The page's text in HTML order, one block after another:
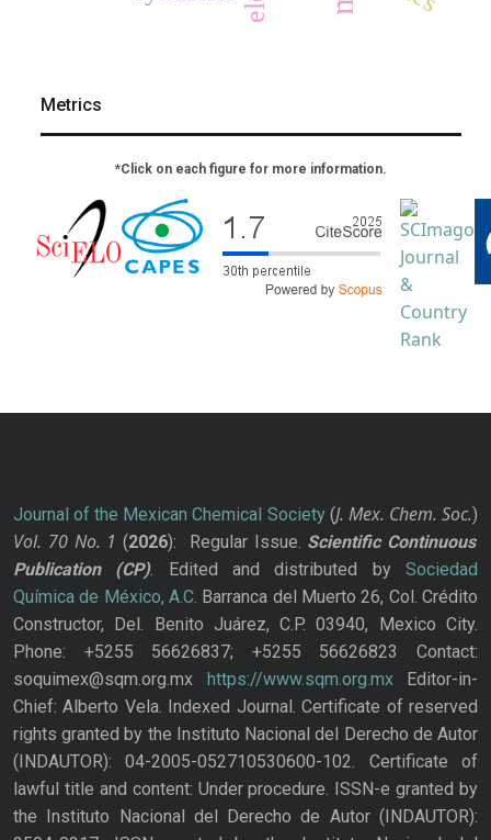
Metrics
*Click on each figure for more information.
Journal of the Mexican Chemical Society(J. Mex. Chem. Soc.)
Vol. 70 No. 1 (2026): Regular Issue. Scientific Continuous
Publication
(CP). Edited and distributed bySociedad
Química de México, A.C. Barranca del Muerto 26, Col. Crédito
Constructor, Del. Benito Juárez, C.P. 03940, Mexico City.
Phone: +5255 56626837; +5255 56626823 Contact:
soquimex@sqm.org.mx
https://www.sqm.org.mxEditor-in-
Chief: Alberto Vela. Indexed Journal. Certificate of reserved
rights granted by the Instituto Nacional del Derecho de Autor
(INDAUTOR): 04-2005-052710530600-102. Certificate of
lawful title and content: Under procedure. ISSN-e granted by
the Instituto Nacional del Derecho de Autor (INDAUTOR):